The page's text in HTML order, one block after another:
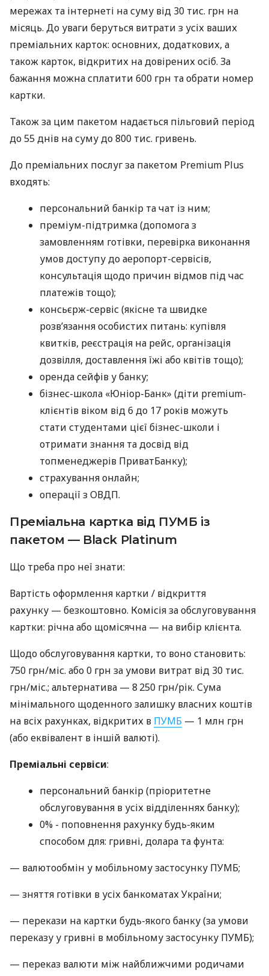
мережах та інтернеті на суму від 30 тис. грн на
місяць. До уваги беруться витрати з усіх ваших
преміальних карток: основних, додаткових, а
також карток, відкритих на довірених осіб. За
бажання можна сплатити 600 грн та обрати номер
картки.
Також за цим пакетом надається пільговий період
до 55 днів на суму до 800 тис. гривень.
До преміальних послуг за пакетом Premium Plus
входять:
персональний банкір та чат із ним;
преміум-підтримка (допомога з
замовленням готівки, перевірка виконання
умов доступу до аеропорт-сервісів,
консультація щодо причин відмов під час
платежів тощо);
консьєрж-сервіс (якісне та швидке
розв’язання особистих питань: купівля
квитків, реєстрація на рейс, організація
дозвілля, доставлення їжі або квітів тощо);
оренда сейфів у банку;
бізнес-школа «Юніор-Банк» (діти premium-
клієнтів віком від 6 до 17 років можуть
стати студентами цієї бізнес-школи і
отримати знання та досвід від
топменеджерів ПриватБанку);
страхування онлайн;
операції з ОВДП.
Преміальна картка від ПУМБ із
пакетом — Black Platinum
Що треба про неї знати:
Вартість оформлення картки / відкриття
рахунку — безкоштовно. Комісія за обслуговування
картки: річна або щомісячна — на вибір клієнта.
Щодо обслуговування картки, то воно становить:
750 грн/міс. або 0 грн за умови витрат від 30 тис.
грн/міс.; альтернатива — 8 250 грн/рік. Сума
мінімального щоденного залишку власних коштів
на всіх рахунках, відкритих в ПУМБ — 1 млн грн
(або еквівалент в іншій валюті).
Преміальні сервіси:
персональний банкір (пріоритетне
обслуговування в усіх відділеннях банку);
0% - поповнення рахунку будь-яким
способом для: гривні, долара та фунта:
— валютообмін у мобільному застосунку ПУМБ;
— зняття готівки в усіх банкоматах України;
— перекази на картки будь-якого банку (за умови
переказу у гривні в мобільному застосунку ПУМБ);
— переказ валюти між найближчими родичами